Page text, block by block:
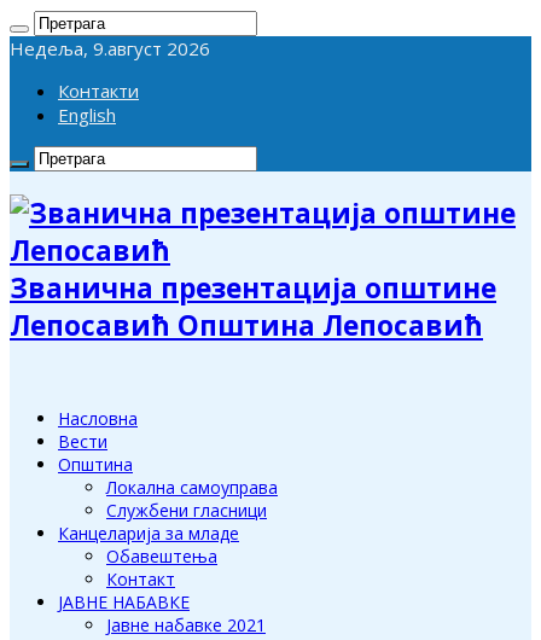
Недеља, 9.август 2026
Контакти
English
Званична презентација општине
Лепосавић Општина Лепосавић
Насловна
Вести
Општина
Локална самоуправа
Службени гласници
Канцеларија за младе
Обавештења
Контакт
ЈАВНЕ НАБАВКЕ
Јавне набавке 2021